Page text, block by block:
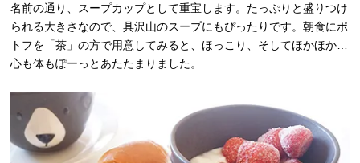
名前の通り、スープカップとして重宝します。たっぷりと盛りつけ
られる大きさなので、具沢山のスープにもぴったりです。朝食にポ
トフを「茶」の方で用意してみると、ほっこり、そしてほかほか…
心も体もぽーっとあたたまりました。